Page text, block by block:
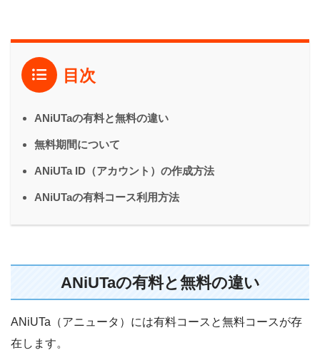
目次
ANiUTaの有料と無料の違い
無料期間について
ANiUTa ID（アカウント）の作成方法
ANiUTaの有料コース利用方法
ANiUTaの有料と無料の違い
ANiUTa（アニュータ）には有料コースと無料コースが存
在します。